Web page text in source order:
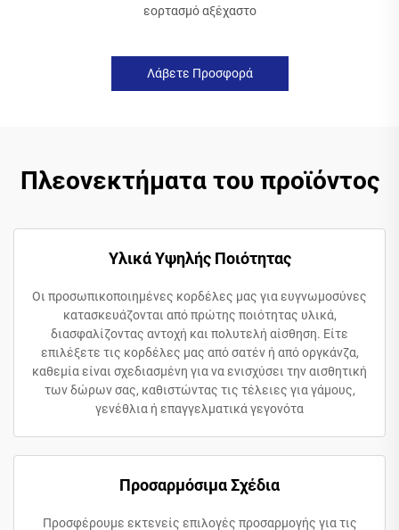
εορτασμό αξέχαστο
Λάβετε Προσφορά
Πλεονεκτήματα του προϊόντος
Υλικά Υψηλής Ποιότητας
Οι προσωπικοποιημένες κορδέλες μας για ευγνωμοσύνες
κατασκευάζονται από πρώτης ποιότητας υλικά,
διασφαλίζοντας αντοχή και πολυτελή αίσθηση. Είτε
επιλέξετε τις κορδέλες μας από σατέν ή από οργκάνζα,
καθεμία είναι σχεδιασμένη για να ενισχύσει την αισθητική
των δώρων σας, καθιστώντας τις τέλειες για γάμους,
γενέθλια ή επαγγελματικά γεγονότα
Προσαρμόσιμα Σχέδια
Προσφέρουμε εκτενείς επιλογές προσαρμογής για τις